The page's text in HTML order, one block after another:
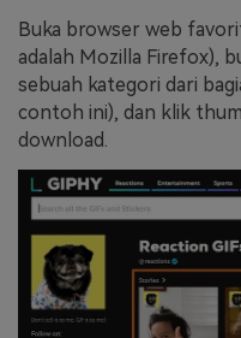
Buka browser web
adalah Mozilla Firefox),
sebuah kategori dari
contoh ini), dan klik
download.